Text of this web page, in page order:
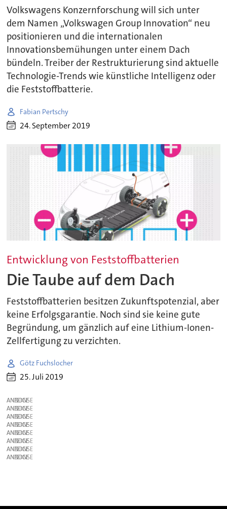
Volkswagens Konzernforschung will sich unter
dem Namen „Volkswagen Group Innovation“ neu
positionieren und die internationalen
Innovationsbemühungen unter einem Dach
bündeln. Treiber der Restrukturierung sind aktuelle
Technologie-Trends wie künstliche Intelligenz oder
die Feststoffbatterie.
Fabian Pertschy
24. September 2019
Entwicklung von Feststoffbatterien
Die Taube auf dem Dach
Feststoffbatterien besitzen Zukunftspotenzial, aber
keine Erfolgsgarantie. Noch sind sie keine gute
Begründung, um gänzlich auf eine Lithium-Ionen-
Zellfertigung zu verzichten.
Götz Fuchslocher
25. Juli 2019
ANZEIGE
ANZEIGE
ANZEIGE
ANZEIGE
ANZEIGE
ANZEIGE
ANZEIGE
ANZEIGE